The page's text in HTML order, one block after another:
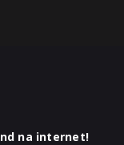
na internet!